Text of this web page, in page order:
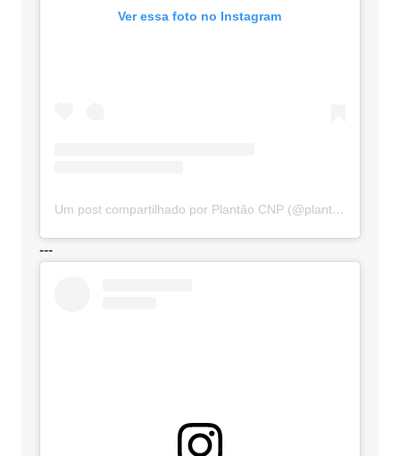
Ver essa foto no Instagram
Um post compartilhado por Plantão CNP (@plantaocnp)
---